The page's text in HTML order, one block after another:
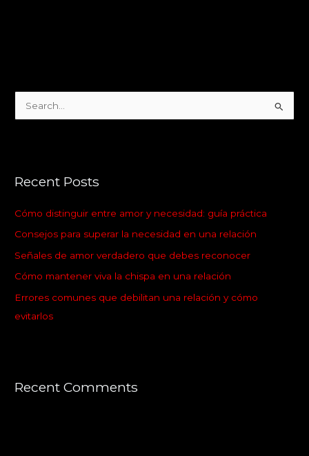
c
f
o
r
:
Recent Posts
Cómo distinguir entre amor y necesidad: guía práctica
Consejos para superar la necesidad en una relación
Señales de amor verdadero que debes reconocer
Cómo mantener viva la chispa en una relación
Errores comunes que debilitan una relación y cómo
evitarlos
Recent Comments